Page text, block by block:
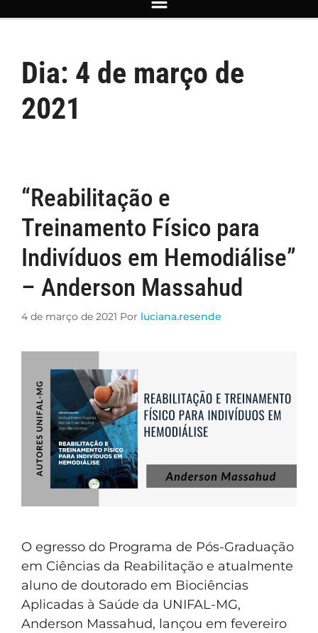
Dia: 4 de março de
2021
“Reabilitação e
Treinamento Físico para
Indivíduos em Hemodiálise”
– Anderson Massahud
4 de março de 2021 Por luciana.resende
O egresso do Programa de Pós-Graduação
em Ciências da Reabilitação e atualmente
aluno de doutorado em Biociências
Aplicadas à Saúde da UNIFAL-MG,
Anderson Massahud, lançou em fevereiro